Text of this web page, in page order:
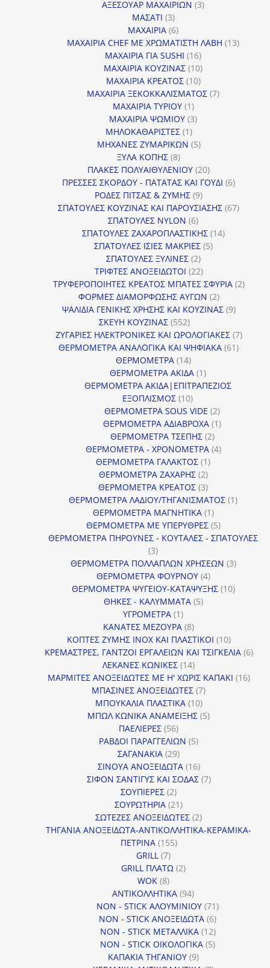
προϊόντα
ΑΞΕΣΟΥΑΡ ΜΑΧΑΙΡΙΩΝ 33
ΜΑΣΑΤΙ 33
προϊόντα
ΜΑΧΑΙΡΙΑ 66
προϊόντα
ΜΑΧΑΙΡΙΑ CHEF ΜΕ ΧΡΩΜΑΤΙΣΤΗ ΛΑΒΗ 1313
ΜΑΧΑΙΡΙΑ ΓΙΑ SUSHI 1616
προϊόντα
ΜΑΧΑΙΡΙΑ ΚΟΥΖΙΝΑΣ 1010
προϊόντα
ΜΑΧΑΙΡΙΑ ΚΡΕΑΤΟΣ 1010
προϊόντα
ΜΑΧΑΙΡΙΑ ΞΕΚΟΚΚΑΛΙΣΜΑΤΟΣ 77
ΜΑΧΑΙΡΙΑ ΤΥΡΙΟΥ 11
προϊόν
ΜΑΧΑΙΡΙΑ ΨΩΜΙΟΥ 33
ΜΗΛΟΚΑΘΑΡΙΣΤΕΣ 11
προϊόν
ΜΗΧΑΝΕΣ ΖΥΜΑΡΙΚΩΝ 55
ΞΥΛΑ ΚΟΠΗΣ 88
προϊόντα
ΠΛΑΚΕΣ ΠΟΛΥΑΙΘΥΛΕΝΙΟΥ 2020
προϊόντα
ΠΡΕΣΣΕΣ ΣΚΟΡΔΟΥ - ΠΑΤΑΤΑΣ ΚΑΙ ΓΟΥΔΙ 66
ΡΟΔΕΣ ΠΙΤΣΑΣ & ΖΥΜΗΣ 99
προϊόντα
ΣΠΑΤΟΥΛΕΣ ΚΟΥΖΙΝΑΣ ΚΑΙ ΠΑΡΟΥΣΙΑΣΗΣ 6767
ΣΠΑΤΟΥΛΕΣ NYLON 66
προϊόντα
ΣΠΑΤΟΥΛΕΣ ΖΑΧΑΡΟΠΛΑΣΤΙΚΗΣ 1414
ΣΠΑΤΟΥΛΕΣ ΙΣΙΕΣ ΜΑΚΡΙΕΣ 55
ΣΠΑΤΟΥΛΕΣ ΞΥΛΙΝΕΣ 22
προϊόντα
ΤΡΙΦΤΕΣ ΑΝΟΞΕΙΔΩΤΟΙ 2222
προϊόντα
ΤΡΥΦΕΡΟΠΟΙΗΤΕΣ ΚΡΕΑΤΟΣ ΜΠΑΤΕΣ ΣΦΥΡΙΑ 22
ΦΟΡΜΕΣ ΔΙΑΜΟΡΦΩΣΗΣ ΑΥΓΩΝ 22
προϊόντα
ΨΑΛΙΔΙΑ ΓΕΝΙΚΗΣ ΧΡΗΣΗΣ ΚΑΙ ΚΟΥΖΙΝΑΣ 99
ΣΚΕΥΗ ΚΟΥΖΙΝΑΣ 552552
προϊόντα
ΖΥΓΑΡΙΕΣ ΗΛΕΚΤΡΟΝΙΚΕΣ ΚΑΙ ΩΡΟΛΟΓΙΑΚΕΣ 77
ΘΕΡΜΟΜΕΤΡΑ ΑΝΑΛΟΓΙΚΑ ΚΑΙ ΨΗΦΙΑΚΑ 6161
ΘΕΡΜΟΜΕΤΡΑ 1414
προϊόντα
ΘΕΡΜΟΜΕΤΡΑ ΑΚΙΔΑ 11
προϊόν
ΘΕΡΜΟΜΕΤΡΑ ΑΚΙΔΑ|ΕΠΙΤΡΑΠΕΖΙΟΣ
ΕΞΟΠΛΙΣΜΟΣ 1010
προϊόντα
ΘΕΡΜΟΜΕΤΡΑ SOUS VIDE 22
προϊόντα
ΘΕΡΜΟΜΕΤΡΑ ΑΔΙΑΒΡΟΧΑ 11
ΘΕΡΜΟΜΕΤΡΑ ΤΣΕΠΗΣ 22
προϊόντα
ΘΕΡΜΟΜΕΤΡΑ - ΧΡΟΝΟΜΕΤΡΑ 44
ΘΕΡΜΟΜΕΤΡΑ ΓΑΛΑΚΤΟΣ 11
προϊόν
ΘΕΡΜΟΜΕΤΡΑ ΖΑΧΑΡΗΣ 22
προϊόντα
ΘΕΡΜΟΜΕΤΡΑ ΚΡΕΑΤΟΣ 33
προϊόντα
ΘΕΡΜΟΜΕΤΡΑ ΛΑΔΙΟΥ/ΤΗΓΑΝΙΣΜΑΤΟΣ 11
ΘΕΡΜΟΜΕΤΡΑ ΜΑΓΝΗΤΙΚΑ 11
προϊόν
ΘΕΡΜΟΜΕΤΡΑ ΜΕ ΥΠΕΡΥΘΡΕΣ 55
προϊόντα
ΘΕΡΜΟΜΕΤΡΑ ΠΗΡΟΥΝΕΣ - ΚΟΥΤΑΛΕΣ - ΣΠΑΤΟΥΛΕΣ
33
προϊόντα
ΘΕΡΜΟΜΕΤΡΑ ΠΟΛΛΑΠΛΩΝ ΧΡΗΣΕΩΝ 33
ΘΕΡΜΟΜΕΤΡΑ ΦΟΥΡΝΟΥ 44
προϊόντα
ΘΕΡΜΟΜΕΤΡΑ ΨΥΓΕΙΟΥ-ΚΑΤΑΨΥΞΗΣ 1010
ΘΗΚΕΣ - ΚΑΛΥΜΜΑΤΑ 55
ΥΓΡΟΜΕΤΡΑ 11
προϊόν
ΚΑΝΑΤΕΣ ΜΕΖΟΥΡΑ 88
προϊόντα
ΚΟΠΤΕΣ ΖΥΜΗΣ INOX ΚΑΙ ΠΛΑΣΤΙΚΟΙ 1010
προϊόντα
ΚΡΕΜΑΣΤΡΕΣ, ΓΑΝΤΖΟΙ ΕΡΓΑΛΕΙΩΝ ΚΑΙ ΤΣΙΓΚΕΛΙΑ 66
ΛΕΚΑΝΕΣ ΚΩΝΙΚΕΣ 1414
προϊόντα
ΜΑΡΜΙΤΕΣ ΑΝΟΞΕΙΔΩΤΕΣ ΜΕ Η' ΧΩΡΙΣ ΚΑΠΑΚΙ 1616
ΜΠΑΣΙΝΕΣ ΑΝΟΞΕΙΔΩΤΕΣ 77
ΜΠΟΥΚΑΛΙΑ ΠΛΑΣΤΙΚΑ 1010
προϊόντα
ΜΠΩΛ ΚΩΝΙΚΑ ΑΝΑΜΕΙΞΗΣ 55
ΠΑΕΛΙΕΡΕΣ 5656
προϊόντα
ΡΑΒΔΟΙ ΠΑΡΑΓΓΕΛΙΩΝ 55
ΣΑΓΑΝΑΚΙΑ 2929
προϊόντα
ΣΙΝΟΥΑ ΑΝΟΞΕΙΔΩΤΑ 1616
προϊόντα
ΣΙΦΟΝ ΣΑΝΤΙΓΥΣ ΚΑΙ ΣΟΔΑΣ 77
ΣΟΥΠΙΕΡΕΣ 22
προϊόντα
ΣΟΥΡΩΤΗΡΙΑ 2121
προϊόντα
ΣΩΤΕΖΕΣ ΑΝΟΞΕΙΔΩΤΕΣ 22
προϊόντα
ΤΗΓΑΝΙΑ ΑΝΟΞΕΙΔΩΤΑ-ΑΝΤΙΚΟΛΛΗΤΙΚΑ-ΚΕΡΑΜΙΚΑ-
ΠΕΤΡΙΝΑ 155155
GRILL 77
προϊόντα
GRILL ΠΛΑΤΩ 22
WOK 88
προϊόντα
ΑΝΤΙΚΟΛΛΗΤΙΚΑ 9494
προϊόντα
NON - STICK ΑΛΟΥΜΙΝΙΟΥ 7171
προϊόντα
NON - STICK ΑΝΟΞΕΙΔΩΤΑ 66
προϊόντα
NON - STICK ΜΕΤΑΛΛΙΚΑ 1212
προϊόντα
NON - STICK ΟΙΚΟΛΟΓΙΚΑ 55
ΚΑΠΑΚΙΑ ΤΗΓΑΝΙΟΥ 99